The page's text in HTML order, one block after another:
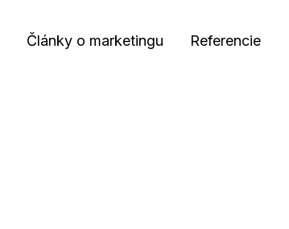
Články o marketingu Referencie